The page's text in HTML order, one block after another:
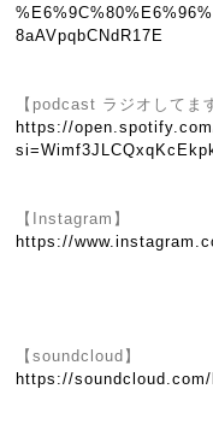
8aAVpqbCNdR17E
【podcast ラジオしてま
https://
【Instagram】
https://
【soundcloud】
https://